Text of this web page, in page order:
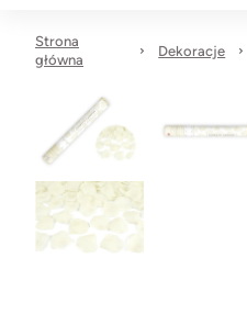
Strona
główna
Dekoracje